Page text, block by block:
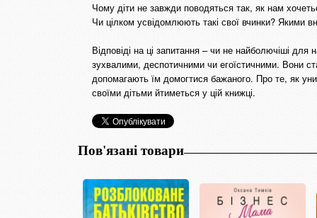
Чому діти не завжди поводяться так, як нам
Чи цілком усвідомлюють такі свої вчинки? Якими
Відповіді на ці запитання – чи не найболючіші
зухвалими, деспотичними чи егоїстичними. Вони
допомагають їм домогтися бажаного. Про те, як
своїми дітьми йтиметься у цій книжці.
Пов'язані товари